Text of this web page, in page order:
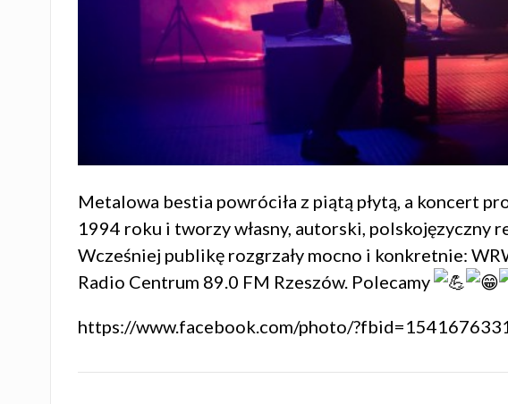
Metalowa bestia powróciła z piątą płytą, a koncert
1994 roku i tworzy własny, autorski, polskojęzyczny
Wcześniej publikę rozgrzały mocno i konkretnie:
Radio Centrum 89.0 FM Rzeszów. Polecamy
https://www.facebook.com/photo/